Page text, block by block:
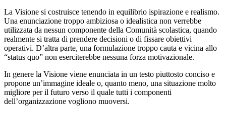
La Visione si costruisce tenendo in equilibrio ispirazione e realismo.
Una enunciazione troppo ambiziosa o idealistica non verrebbe
utilizzata da nessun componente della Comunità scolastica, quando
realmente si tratta di prendere decisioni o di fissare obiettivi
operativi. D’altra parte, una formulazione troppo cauta e vicina allo
“status quo” non eserciterebbe nessuna forza motivazionale.
In genere la Visione viene enunciata in un testo piuttosto conciso e
propone un’immagine ideale o, quanto meno, una situazione molto
migliore per il futuro verso il quale tutti i componenti
dell’organizzazione vogliono muoversi.